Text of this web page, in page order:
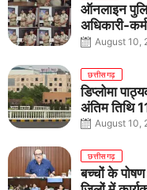
ऑनलाइन
अधिकारी-
August 10,
छत्तीसगढ़
डिप्लोमा
अंतिम तिथि
August 10,
छत्तीसगढ़
बच्चों के